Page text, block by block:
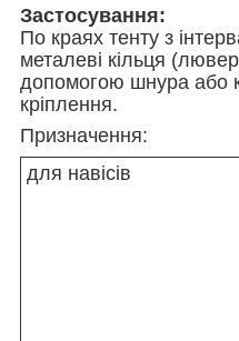
Застосування:
По краях тенту з
металеві кільця
допомогою шнура або
кріплення.
Призначення:
для навісів